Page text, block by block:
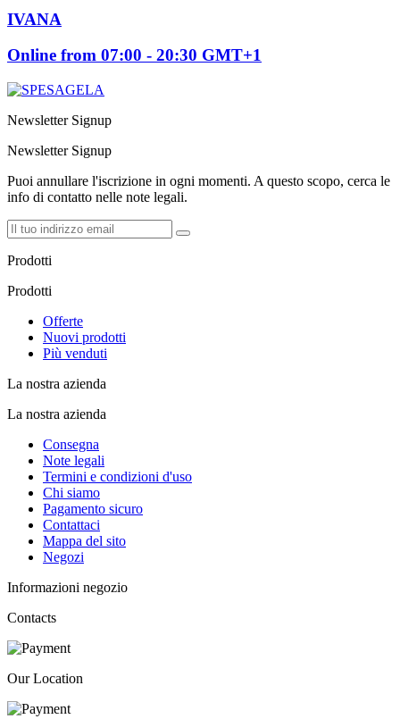
IVANA
Online from 07:00 - 20:30 GMT+1
Newsletter Signup
Newsletter Signup
Puoi annullare l'iscrizione in ogni momenti. A questo scopo, cerca le
info di contatto nelle note legali.
Prodotti
Prodotti
Offerte
Nuovi prodotti
Più venduti
La nostra azienda
La nostra azienda
Consegna
Note legali
Termini e condizioni d'uso
Chi siamo
Pagamento sicuro
Contattaci
Mappa del sito
Negozi
Informazioni negozio
Contacts
Our Location